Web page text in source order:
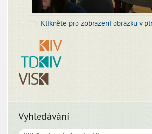
Klikněte pro zobrazení obrázku v
Vyhledávání